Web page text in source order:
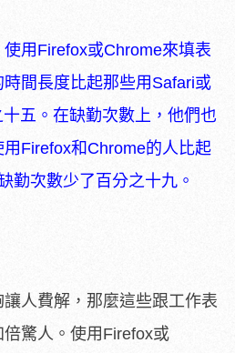
使用Firefox或Chrome來填表
間長度比起那些用Safari或
五。在缺勤次數上，他們也
Firefox和Chrome的人比起
勤次數少了百分之十九。
人費解，那麼這些跟工作表
驚人。使用Firefox或